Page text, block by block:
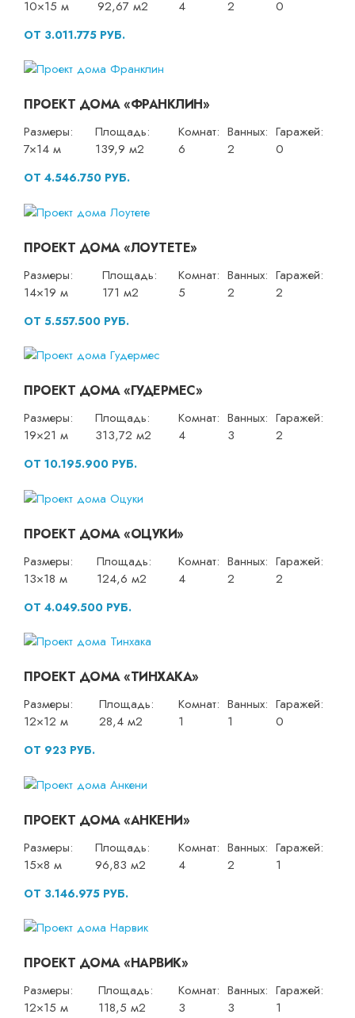
10×15 м 92,67 м2 4 2 0
ОТ 3.011.775 РУБ.
ПРОЕКТ ДОМА «ФРАНКЛИН»
Размеры:
7×14 м
Площадь:
139,9 м2
Комнат:
6
Ванных:
2
Гаражей:
0
ОТ 4.546.750 РУБ.
ПРОЕКТ ДОМА «ЛОУТЕТЕ»
Размеры:
14×19 м
Площадь:
171 м2
Комнат:
5
Ванных:
2
Гаражей:
2
ОТ 5.557.500 РУБ.
ПРОЕКТ ДОМА «ГУДЕРМЕС»
Размеры:
19×21 м
Площадь:
313,72 м2
Комнат:
4
Ванных:
3
Гаражей:
2
ОТ 10.195.900 РУБ.
ПРОЕКТ ДОМА «ОЦУКИ»
Размеры:
13×18 м
Площадь:
124,6 м2
Комнат:
4
Ванных:
2
Гаражей:
2
ОТ 4.049.500 РУБ.
ПРОЕКТ ДОМА «ТИНХАКА»
Размеры:
12×12 м
Площадь:
28,4 м2
Комнат:
1
Ванных:
1
Гаражей:
0
ОТ 923 РУБ.
ПРОЕКТ ДОМА «АНКЕНИ»
Размеры:
15×8 м
Площадь:
96,83 м2
Комнат:
4
Ванных:
2
Гаражей:
1
ОТ 3.146.975 РУБ.
ПРОЕКТ ДОМА «НАРВИК»
Размеры:
12×15 м
Площадь:
118,5 м2
Комнат:
3
Ванных:
3
Гаражей:
1